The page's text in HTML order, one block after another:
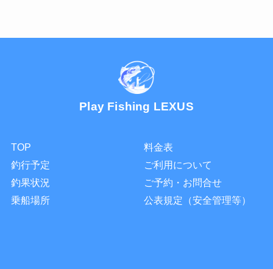
Play Fishing LEXUS
TOP
釣行予定
釣果状況
乗船場所
料金表
ご利用について
ご予約・お問合せ
公表規定（安全管理等）